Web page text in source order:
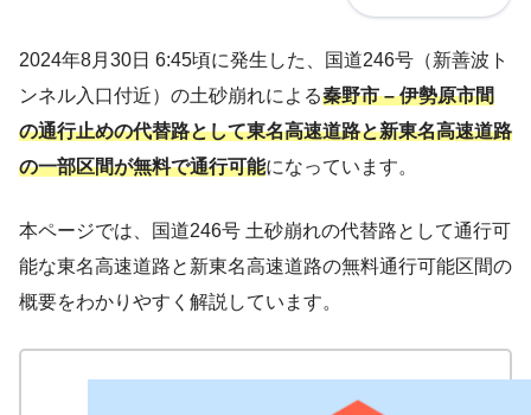
2024年8月30日 6:45頃に発生した、国道246号（新善波ト
ンネル入口付近）の土砂崩れによる秦野市 – 伊勢原市間
の通行止めの代替路として東名高速道路と新東名高速道路
の一部区間が無料で通行可能になっています。
本ページでは、国道246号 土砂崩れの代替路として通行可
能な東名高速道路と新東名高速道路の無料通行可能区間の
概要をわかりやすく解説しています。